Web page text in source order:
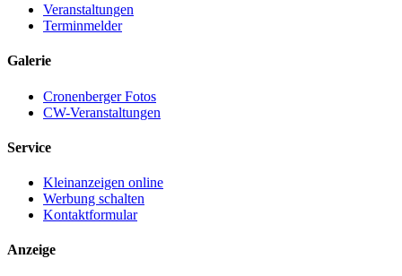
Veranstaltungen
Terminmelder
Galerie
Cronenberger Fotos
CW-Veranstaltungen
Service
Kleinanzeigen online
Werbung schalten
Kontaktformular
Anzeige